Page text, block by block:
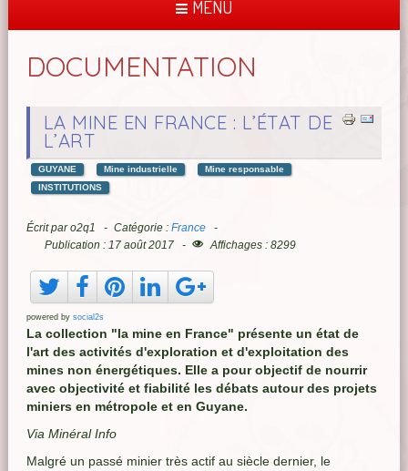
MENU
DOCUMENTATION
LA MINE EN FRANCE : L’ÉTAT DE
L’ART
GUYANE Mine industrielle
Mine responsable
INSTITUTIONS
Écrit paro2q1 Catégorie : France
Publication : 17 août 2017
Affichages : 8299
powered by social2s
La collection "la mine en France" présente un état de
l'art des activités d'exploration et d'exploitation des
mines non énergétiques. Elle a pour objectif de nourrir
avec objectivité et fiabilité les débats autour des projets
miniers en métropole et en Guyane.
Via Minéral Info
Malgré un passé minier très actif au siècle dernier, le